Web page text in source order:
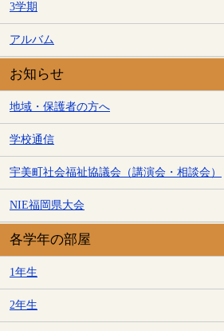
3学期
アルバム
お知らせ
地域・保護者の方へ
学校通信
宇美町社会福祉協議会（講演会・相談会）
NIE福岡県大会
各学年の部屋
1年生
2年生